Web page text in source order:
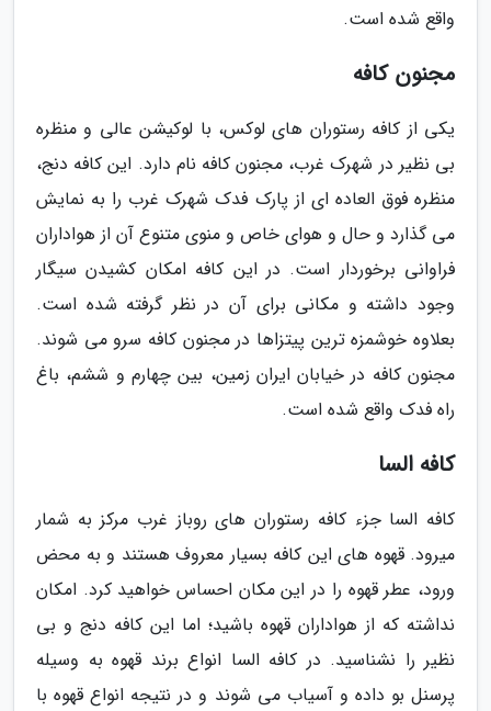
واقع شده است.
مجنون کافه
یکی از کافه رستوران های لوکس، با لوکیشن عالی و منظره
بی نظیر در شهرک غرب، مجنون کافه نام دارد. این کافه دنج،
منظره فوق العاده ای از پارک فدک شهرک غرب را به نمایش
می گذارد و حال و هوای خاص و منوی متنوع آن از هواداران
فراوانی برخوردار است. در این کافه امکان کشیدن سیگار
وجود داشته و مکانی برای آن در نظر گرفته شده است.
بعلاوه خوشمزه ترین پیتزاها در مجنون کافه سرو می شوند.
مجنون کافه در خیابان ایران زمین، بین چهارم و ششم، باغ
راه فدک واقع شده است.
کافه السا
کافه السا جزء کافه رستوران های روباز غرب مرکز به شمار
میرود. قهوه های این کافه بسیار معروف هستند و به محض
ورود، عطر قهوه را در این مکان احساس خواهید کرد. امکان
نداشته که از هواداران قهوه باشید؛ اما این کافه دنج و بی
نظیر را نشناسید. در کافه السا انواع برند قهوه به وسیله
پرسنل بو داده و آسیاب می شوند و در نتیجه انواع قهوه با